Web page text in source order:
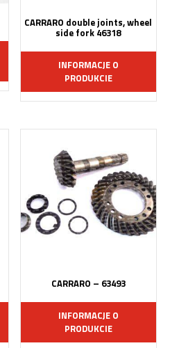
CARRARO double joints, wheel
side fork 46318
INFORMACJE O
PRODUKCIE
CARRARO – 63493
INFORMACJE O
PRODUKCIE